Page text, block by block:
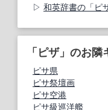
和英辞書の「ピ
「ピザ」のお
ピサ県
ピサ祭壇画
ピサ空港
ピサ級巡洋艦